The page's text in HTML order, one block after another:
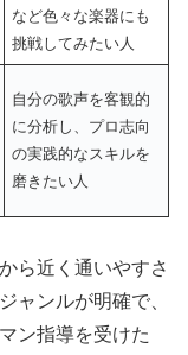
など色々な楽器にも
挑戦してみたい人
自分の歌声を客観的
に分析し、プロ志向
の実践的なスキルを
磨きたい人
ら近く通いやすさ
ャンルが明確で、
ン指導を受けた